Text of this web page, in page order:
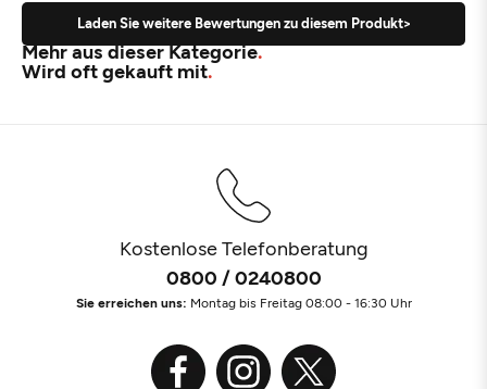
Laden Sie weitere Bewertungen zu diesem Produkt>
Mehr aus dieser Kategorie
Wird oft gekauft mit
Kostenlose Telefonberatung
0800 / 0240800
Sie erreichen uns: Montag bis Freitag 08:00 - 16:30 Uhr